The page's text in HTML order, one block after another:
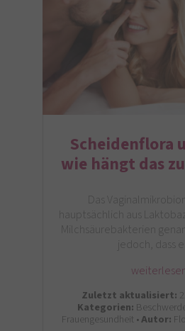
Scheidenflora
wie hängt das
Das
hauptsächlich aus
Milchsäurebakterien
jedoch, dass
Zuletzt aktualisiert:
Kategorien:
Frauengesundheit •Autor: